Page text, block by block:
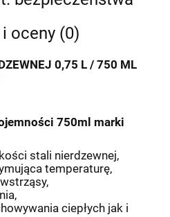
oceny (0)
0,75 L / 750 ML
750ml marki
stali nierdzewnej,
temperaturę,
ciepłych jak i